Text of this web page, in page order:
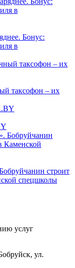
Бонус:
в
таксофон – их
строит
спецшколы
услуг
ул.